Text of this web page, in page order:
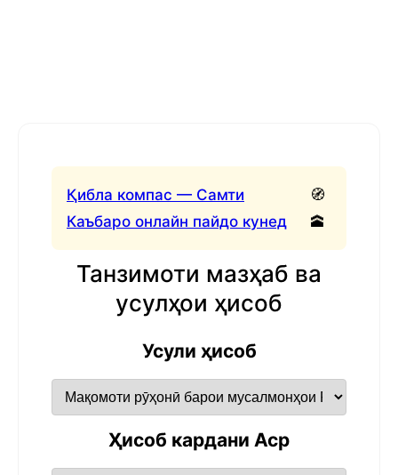
Қибла компас — Самти
Каъбаро онлайн пайдо кунед
🧭
🕋
Танзимоти мазҳаб ва
усулҳои ҳисоб
Усули ҳисоб
Ҳисоб кардани Аср